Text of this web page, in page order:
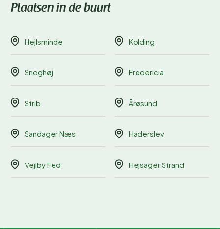
Plaatsen in de buurt
Hejlsminde Kolding
Snoghøj Fredericia
Strib Årøsund
Sandager Næs Haderslev
Vejlby Fed Hejsager Strand